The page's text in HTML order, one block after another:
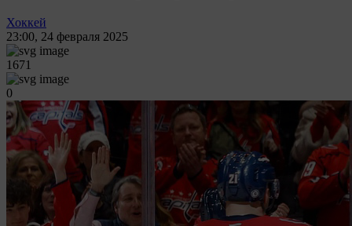
Хоккей
23:00, 24 февраля 2025
1671
0